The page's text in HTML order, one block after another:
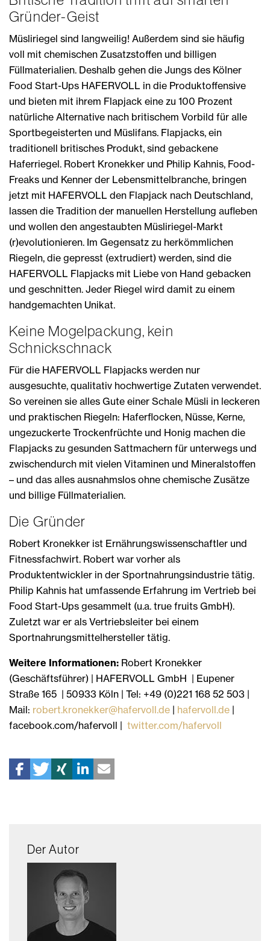
Gründer-Geist
Müsliriegel sind langweilig! Außerdem sind sie häufig
voll mit chemischen Zusatzstoffen und billigen
Füllmaterialien. Deshalb gehen die Jungs des Kölner
Food Start-Ups HAFERVOLL in die Produktoffensive
und bieten mit ihrem Flapjack eine zu 100 Prozent
natürliche Alternative nach britischem Vorbild für alle
Sportbegeisterten und Müslifans. Flapjacks, ein
traditionell britisches Produkt, sind gebackene
Haferriegel. Robert Kronekker und Philip Kahnis, Food-
Freaks und Kenner der Lebensmittelbranche, bringen
jetzt mit HAFERVOLL den Flapjack nach Deutschland,
lassen die Tradition der manuellen Herstellung aufleben
und wollen den angestaubten Müsliriegel-Markt
(r)evolutionieren. Im Gegensatz zu herkömmlichen
Riegeln, die gepresst (extrudiert) werden, sind die
HAFERVOLL Flapjacks mit Liebe von Hand gebacken
und geschnitten. Jeder Riegel wird damit zu einem
handgemachten Unikat.
Keine Mogelpackung, kein
Schnickschnack
Für die HAFERVOLL Flapjacks werden nur
ausgesuchte, qualitativ hochwertige Zutaten verwendet.
So vereinen sie alles Gute einer Schale Müsli in leckeren
und praktischen Riegeln: Haferflocken, Nüsse, Kerne,
ungezuckerte Trockenfrüchte und Honig machen die
Flapjacks zu gesunden Sattmachern für unterwegs und
zwischendurch mit vielen Vitaminen und Mineralstoffen
– und das alles ausnahmslos ohne chemische Zusätze
und billige Füllmaterialien.
Die Gründer
Robert Kronekker ist Ernährungswissenschaftler und
Fitnessfachwirt. Robert war vorher als
Produktentwickler in der Sportnahrungsindustrie tätig.
Philip Kahnis hat umfassende Erfahrung im Vertrieb bei
Food Start-Ups gesammelt (u.a. true fruits GmbH).
Zuletzt war er als Vertriebsleiter bei einem
Sportnahrungsmittelhersteller tätig.
Weitere Informationen: Robert Kronekker
(Geschäftsführer) | HAFERVOLL GmbH | Eupener
Straße 165 | 50933 Köln | Tel: +49 (0)221 168 52 503 |
Mail: robert.kronekker@hafervoll.de | hafervoll.de |
facebook.com/hafervoll | twitter.com/hafervoll
Der Autor